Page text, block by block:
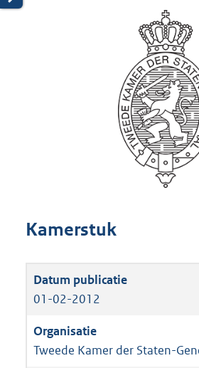
Kamerstuk
01-02-2012
Tweede Kamer der Staten-